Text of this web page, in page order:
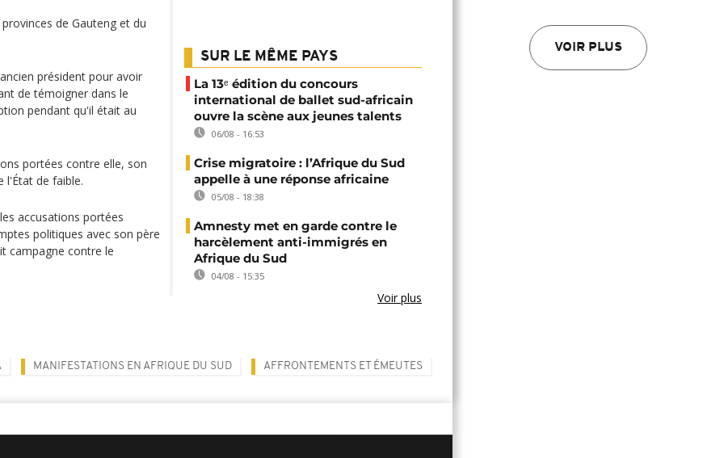
VOIR PLUS
de Gauteng et du
président pour avoir
de témoigner dans le
pendant qu'il était au
portées contre elle, son
l'État de faible.
accusations portées
politiques avec son père
campagne contre le
SUR LE MÊME PAYS
La 13ᵉ édition du concours
international de ballet sud-africain
ouvre la scène aux jeunes talents
06/08 - 16:53
Crise migratoire : l’Afrique du Sud
appelle à une réponse africaine
05/08 - 18:38
Amnesty met en garde contre le
harcèlement anti-immigrés en
Afrique du Sud
04/08 - 15:35
Voir plus
MANIFESTATIONS EN AFRIQUE DU SUD AFFRONTEMENTS ET ÉMEUTES